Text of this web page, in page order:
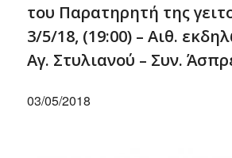
του Παρατηρητή της
3/5/18, (19:00) – Αιθ.
Αγ. Στυλιανού – Συν.
03/05/2018